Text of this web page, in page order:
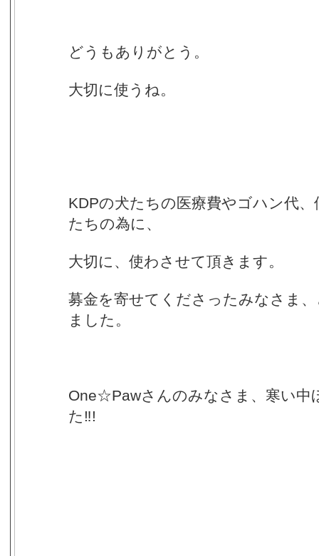
どうもありがとう。
大切に使うね。
KDPの犬たちの医療費やゴハン代
たちの為に、
大切に、使わさせて頂きます。
募金を寄せてくださったみなさま
ました。
One☆Pawさんのみなさま、寒い中
た‼!